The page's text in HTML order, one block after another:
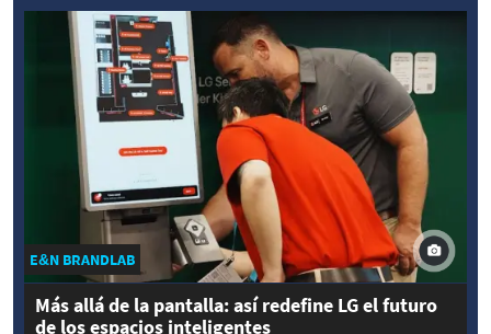
E&N BRANDLAB
Más allá de la pantalla: así redefine LG el futuro
de los espacios inteligentes